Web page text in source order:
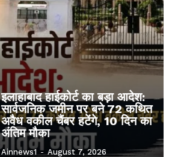
इलाहाबाद हाईकोर्ट का बड़ा आदेश:
सार्वजनिक जमीन पर बने 72 कथित
अवैध वकील चैंबर हटेंगे, 10 दिन का
अंतिम मौका
Ainnews1 - August 7, 2026